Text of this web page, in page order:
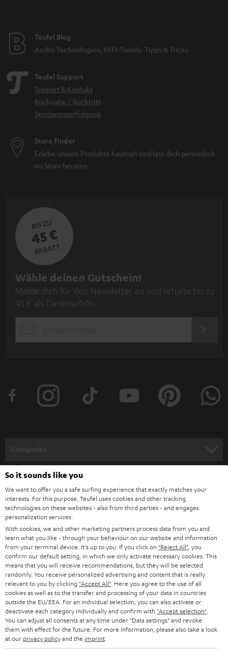
Teufel Blog
Audio-Technologien, HiFi-Trends, Tipps & Tricks
Teufel Support
Support & Kontakt
Rückgabe / Rücktritt
Sendungsverfolgung
Store Finder
Erlebe unsere Produkte hautnah und lass dich persönlich
im Store beraten.
BIS ZU
45 €
RABATT
N
e
w
e
e
l
d
u
n
g
Wähle deinen Gutschein!
Melde dich für den Newsletter an und erhalte bis zu
45 € als Dankeschön.
HEIMKINO
HEIMKINO-KOMPLETTANLAGEN
SOUNDBARS
STEREO
SMART HOME
BLUETOOTH-LAUTSPRECHER
KOPFHÖRER
BLUETOOTH-KOPFHÖRER
Unternehmen
SUPPORT
PRESSE & MARKETING
GESCHÄFTSKUNDEN
PARTNERPROGRAMM
BLOG
NEWSLETTER
Teufel Onlineshops
DEUTSCHLAND
ÖSTERREICH
SCHWEIZ
NIEDERLANDE
BELGIEN
So it sounds like you
We want to offer you a safe surfing experience that exactly matches your
interests. For this purpose, Teufel uses cookies and other tracking
technologies on these websites - also from third parties - and engages
personalization services.
With cookies, we and other marketing partners process data from you and
learn what you like - through your behaviour on our website and information
from your terminal device. It's up to you: If you click on "Reject All" , you
confirm our default setting, in which we only activate necessary cookies. This
means that you will receive recommendations, but they will be selected
randomly. You receive personalized advertising and content that is really
relevant to you by clicking "Accept All" . Here you agree to the use of all
cookies as well as to the transfer and processing of your data in countries
outside the EU/EEA. For an individual selection, you can also activate or
deactivate each category individually and confirm with "Accept selection"
You can adjust all consents at any time under "Data settings" and revoke
them with effect for the future. For more information, please also take a look
at our privacy policyand the imprint